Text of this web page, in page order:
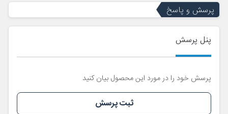
پرسش و پاسخ
پنل پرسش
پرسش خود را در مورد این محصول بیان کنید
ثبت پرسش